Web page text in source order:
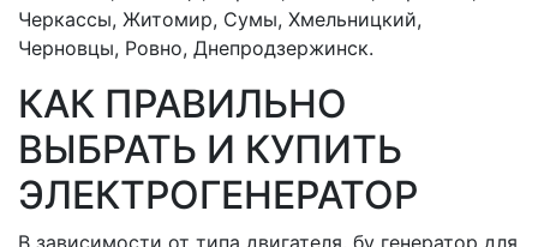
Черкассы, Житомир, Сумы, Хмельницкий,
Черновцы, Ровно, Днепродзержинск.
КАК ПРАВИЛЬНО
ВЫБРАТЬ И КУПИТЬ
ЭЛЕКТРОГЕНЕРАТОР